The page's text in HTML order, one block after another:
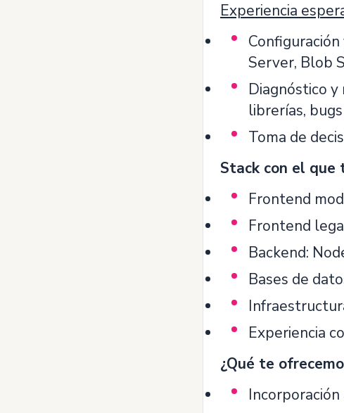
Experiencia
Server, Blob
Diagnóstico
librerías,
Toma de
Stack con el que
Frontend
Frontend
Backend:
Bases de
Experiencia
¿Qué te